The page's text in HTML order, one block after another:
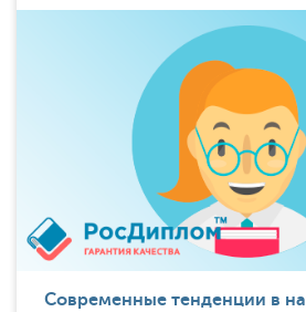
Современные тенденции в